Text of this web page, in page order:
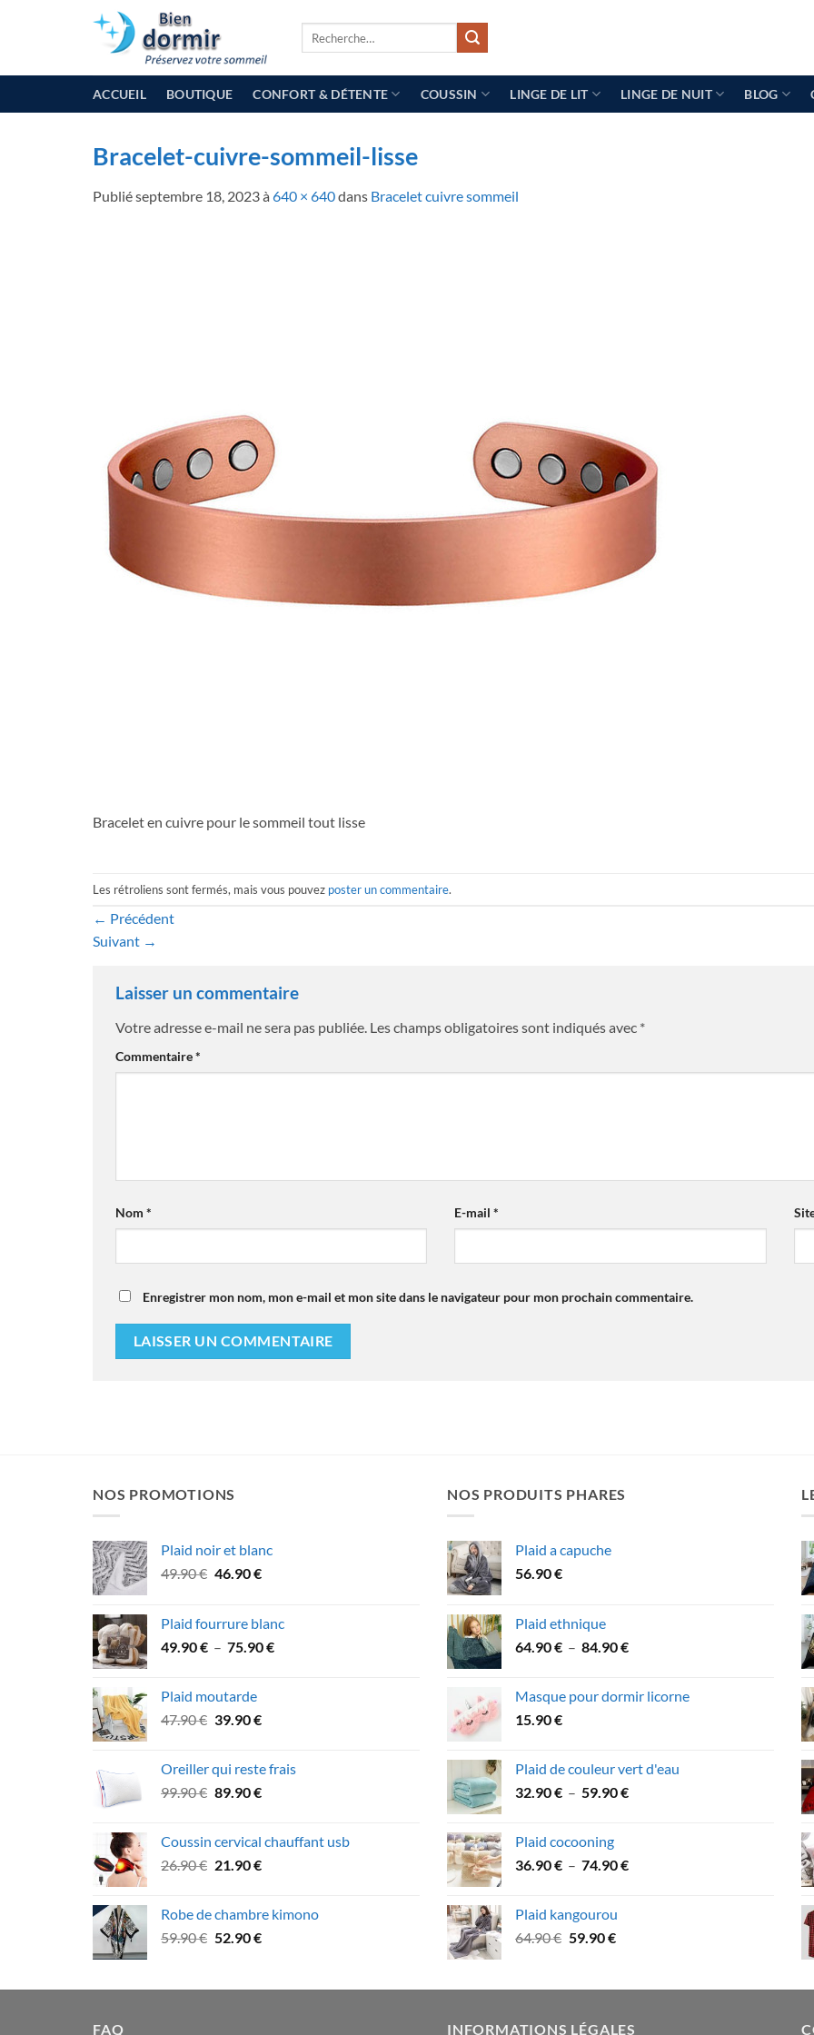
ACCUEIL BOUTIQUE CONFORT & DÉTENTE COUSSIN LINGE DE LIT LINGE DE NUIT BLOG
Bracelet-cuivre-sommeil-lisse
Publiéseptembre 18, 2023à 640 × 640dans Bracelet cuivre sommeil
Bracelet en cuivre pour le sommeil tout lisse
Les rétroliens sont fermés, mais vous pouvez poster un commentaire.
← Précédent
Suivant →
Laisser un commentaire
Votre adresse e-mail ne sera pas publiée. Les champs obligatoires sont indiqués avec *
Commentaire*
Nom * E-mail*
Enregistrer mon nom, mon e-mail et mon site dans le navigateur pour mon prochain commentaire.
NOS PROMOTIONS
Plaid noir et blanc
49.90€ Le
était :
49.90 €.
46.90€Le
est :
46.90 €.
Plaid fourrure blanc
49.90€ – 75.90€Plage
Plaid moutarde
47.90€ Le
était :
47.90 €.
39.90€Le
est :
39.90 €.
Oreiller qui reste frais
99.90€ Le
était :
99.90 €.
89.90€Le
est :
89.90 €.
Coussin cervical chauffant usb
26.90€ Le
était :
26.90 €.
21.90€Le
est :
21.90 €.
Robe de chambre kimono
59.90€ Le
était :
52.90€Le
est :
NOS PRODUITS PHARES
Plaid a capuche
56.90€
Plaid ethnique
64.90€ – 84.90€Plage
64.90 €
Masque pour dormir licorne
15.90€
Plaid de couleur vert d'eau
32.90€ – 59.90€Plage
à
Plaid cocooning
36.90€ – 74.90€Plage
Plaid kangourou
64.90€ Le
était :
59.90€Le
est :
FAQ INFORMATIONS LÉGALES